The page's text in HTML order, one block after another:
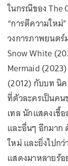
ในกรณีของ The
“การตีความให
วงการภาพยนต
Snow White
Mermaid
(2012) กับบท นิ
ที่ตัวละครเป็นคน
เทล นักแสดงเชื้
และอื่นๆ อีกมาก
ใหม่ และยิ่งไปก
แสดงมาหลายร้